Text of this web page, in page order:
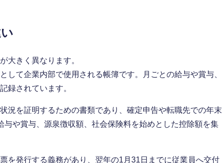
大きく異なります。
して企業内部で使用される帳簿です。月ごとの給与や賞与、
録されています。
況を証明するための書類であり、確定申告や転職先での年末
や賞与、源泉徴収額、社会保険料を始めとした控除額を集
を発行する義務があり、翌年の1月31日までに従業員へ交付